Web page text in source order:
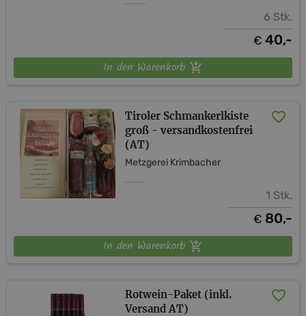
6 Stk.
€ 40,-
In den Warenkorb
Tiroler Schmankerlkiste
groß - versandkostenfrei
(AT)
Metzgerei Krimbacher
1 Stk.
€ 80,-
In den Warenkorb
Rotwein-Paket (inkl.
Versand AT)